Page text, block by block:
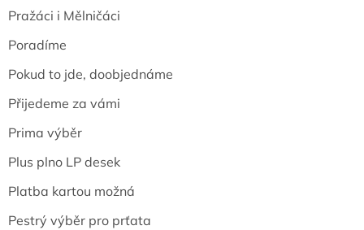
Pražáci i Mělničáci
Poradíme
Pokud to jde, doobjednáme
Přijedeme za vámi
Prima výběr
Plus plno LP desek
Platba kartou možná
Pestrý výběr pro prťata